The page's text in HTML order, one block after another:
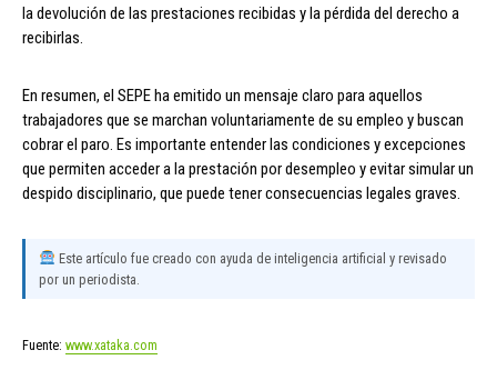
la devolución de las prestaciones recibidas y la pérdida del derecho a
recibirlas.
En resumen, el SEPE ha emitido un mensaje claro para aquellos
trabajadores que se marchan voluntariamente de su empleo y buscan
cobrar el paro. Es importante entender las condiciones y excepciones
que permiten acceder a la prestación por desempleo y evitar simular un
despido disciplinario, que puede tener consecuencias legales graves.
Este artículo fue creado con ayuda de inteligencia artificial y revisado
por un periodista.
Fuente: www.xataka.com